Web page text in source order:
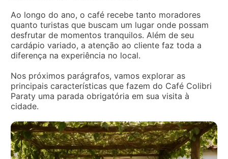
Ao longo do ano, o café recebe tanto moradores
quanto turistas que buscam um lugar onde possam
desfrutar de momentos tranquilos. Além de seu
cardápio variado, a atenção ao cliente faz toda a
diferença na experiência no local.
Nos próximos parágrafos, vamos explorar as
principais características que fazem do Café Colibri
Paraty uma parada obrigatória em sua visita à
cidade.